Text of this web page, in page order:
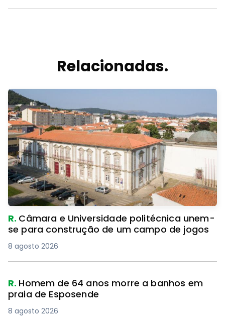
Relacionadas.
R. Câmara e Universidade politécnica unem-
se para construção de um campo de jogos
8 agosto 2026
R. Homem de 64 anos morre a banhos em
praia de Esposende
8 agosto 2026